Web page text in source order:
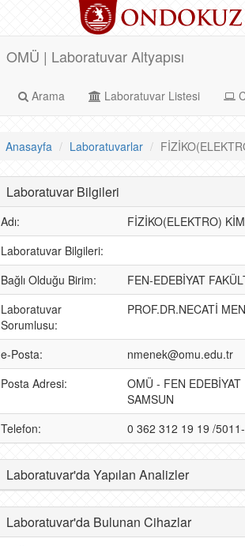
OMÜ | Laboratuvar Altyapısı
Arama Laboratuvar Listesi
Anasayfa Laboratuvarlar
Laboratuvar Bilgileri
Adı:
FİZİKO(ELEKTRO)
Laboratuvar Bilgileri:
Bağlı Olduğu Birim:
FEN-EDEBİYAT
Laboratuvar
Sorumlusu:
PROF.DR.NECATİ
e-Posta:
nmenek@omu.edu.tr
Posta Adresi:
OMÜ - FEN
SAMSUN
Telefon:
0 362 312 19 19 /
Laboratuvar'da Yapılan Analizler
Laboratuvar'da Bulunan Cihazlar